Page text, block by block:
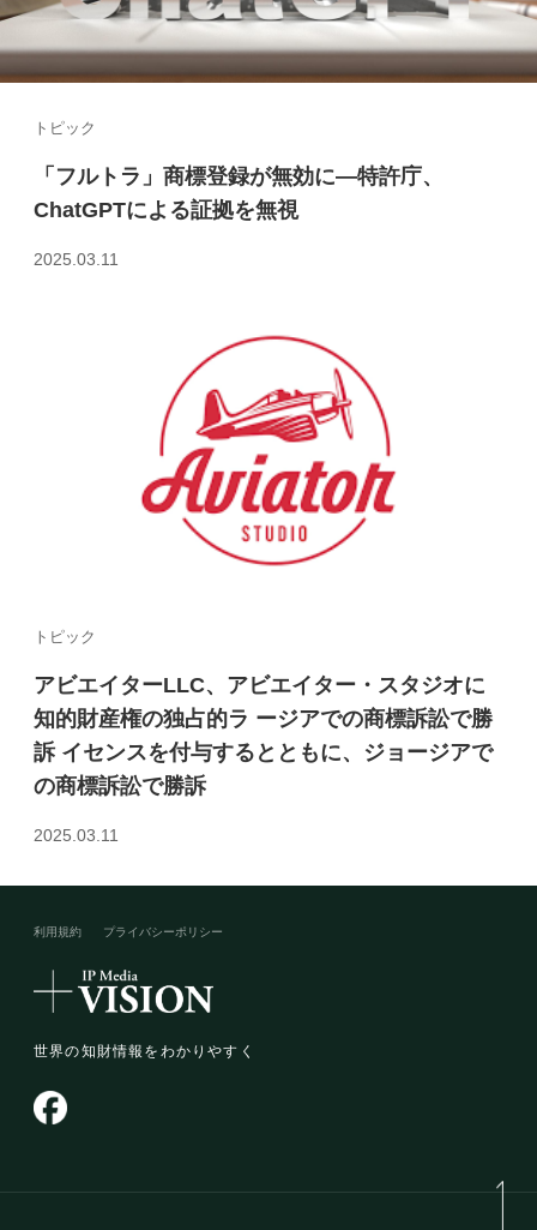
トピック
「フルトラ」商標登録が無効に—特許庁、
ChatGPTによる証拠を無視
2025.03.11
トピック
アビエイターLLC、アビエイター・スタジオに
知的財産権の独占的ラ ージアでの商標訴訟で勝
訴 イセンスを付与するとともに、ジョージアで
の商標訴訟で勝訴
2025.03.11
利用規約 プライバシーポリシー​
世界の知財情報をわかりやすく